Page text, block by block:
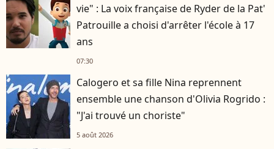
vie" : La voix française de Ryder de la Pat'
Patrouille a choisi d'arrêter l'école à 17
ans
07:30
Calogero et sa fille Nina reprennent
ensemble une chanson d'Olivia Rogrido :
"J'ai trouvé un choriste"
5 août 2026